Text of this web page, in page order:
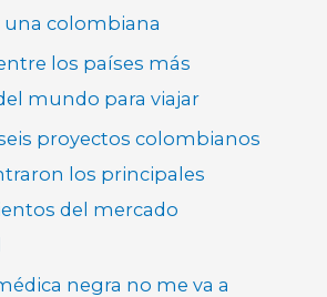
una colombiana
los países más
mundo para viajar
proyectos colombianos
los principales
del mercado
negra no me va a